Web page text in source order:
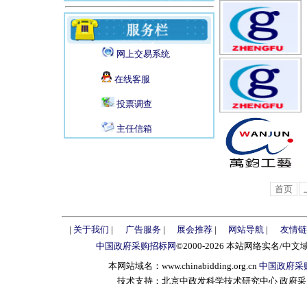
·天津市源翔市政工程有限公司
康耐视视觉检测系统(上海)有...
黑龙江九州通用航空有限公司
网上交易系统
在线客服
投票调查
主任信箱
首页
| 关于我们 | 广告服务| 展会推荐| 网站导航 |
友情
中国政府采购招标网©2000-2026 本站网络实名/中文
本网站域名：www.chinabidding.org.cn 中国政府采
技术支持：北京中政发科学技术研究中心 政府